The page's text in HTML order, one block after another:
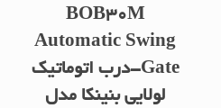
BOB30M
Automatic Swing
Gate-درب اتوماتیک
لولایی بنینکا مدل